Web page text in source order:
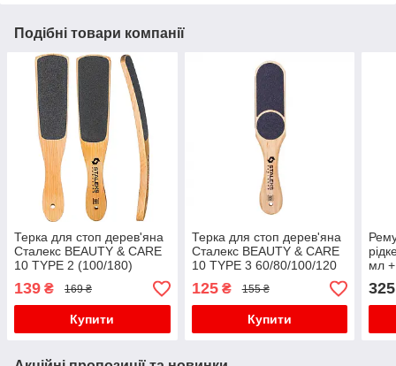
Подібні товари компанії
Терка для стоп дерев'яна
Сталекс BEAUTY & CARE
10 TYPE 2 (100/180)
вигнута
139 ₴ 169 ₴
Купити
Терка для стоп дерев'яна
Сталекс BEAUTY & CARE
10 TYPE 3 60/80/100/120
грит
125₴ 155 ₴
Купити
мл
325